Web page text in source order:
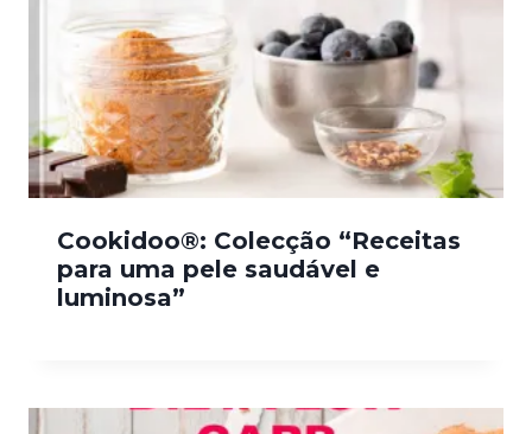
Cookidoo®: Colecção “Receitas
para uma pele saudável e
luminosa”